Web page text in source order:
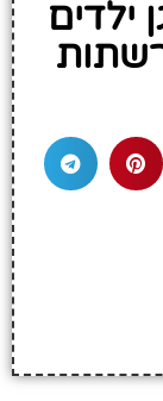
1 ברשתות